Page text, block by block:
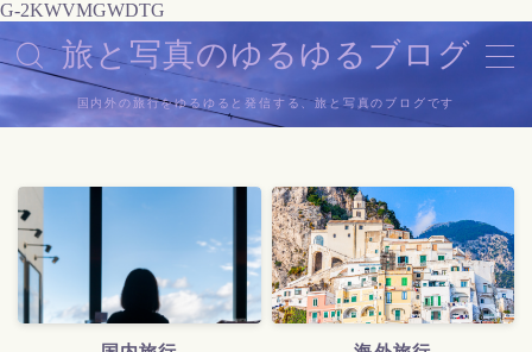
G-2KWVMGWDTG
旅と写真のゆるゆるブログ
国内外の旅行をゆるゆると発信する、旅と写真のブログです
MENU
プロフィール
ギャラリー